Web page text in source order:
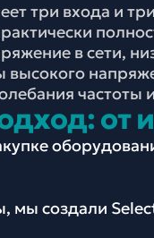
три входа и
в сети,
от
создали